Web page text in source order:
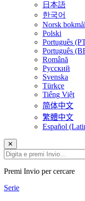
日本語
한국어
Norsk bokmål
Polski
Português
Português
Română
Русский
Svenska
Türkçe
Tiếng Việt
简体中文
繁體中文
Español
✕
Premi Invio per cercare
Serie